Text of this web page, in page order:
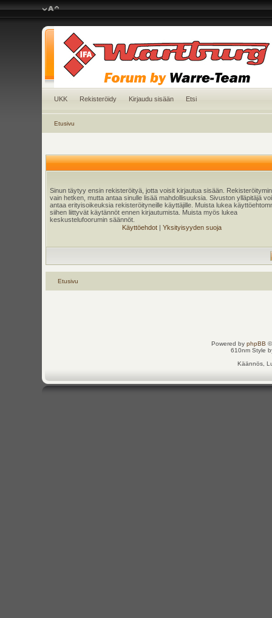
UKK Rekisteröidy Kirjaudu sisään Etsi
Etusivu
Sinun täytyy ensin rekisteröityä, jotta voisit kirjautua sisään.
vain hetken, mutta antaa sinulle lisää mahdollisuuksia. Sivuston ylläpitäjä
antaa erityisoikeuksia rekisteröityneille käyttäjille. Muista lukea
siihen liittyvät käytännöt ennen kirjautumista. Muista myös lukea
keskustelufoorumin säännöt.
Käyttöehdot| Yksityisyyden suoja
Etusivu
Powered by phpBB
610nm Style
Käännös,